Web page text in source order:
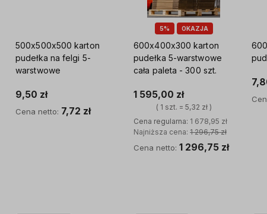
firma z wieloletnim
Na rynku
funkcjonuje od 1995
Wyspecjalizowane maszyny i
wykwalifikowana załoga czyni nas
wiodącym producentem opakowań
na rynku!
500x500x500 karton
pudełka na felgi 5-
warstwowe
9,50 zł
Cena netto: 7,72 zł
5% OKAZJA
600x400x300 karton
pudełka 5-warstwowe
cała paleta - 300 szt.
1 595,00 zł
( 1 szt. = 5,32 zł )
Cena regularna: 1 678,95 zł
Najniższa cena: 1 296,75 zł
Cena netto: 1 296,75 zł